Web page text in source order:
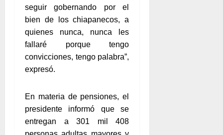
seguir gobernando por el
bien de los chiapanecos, a
quienes nunca, nunca les
fallaré porque tengo
convicciones, tengo palabra”,
expresó.
En materia de pensiones, el
presidente informó que se
entregan a 301 mil 408